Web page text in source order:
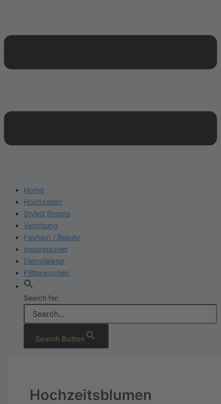
Home
Hochzeiten
Styled Shoots
Verlobung
Fashion / Beauty
Inspirationen
Dienstleister
Flitterwochen
Search for:
Search Button
Hochzeitsblumen